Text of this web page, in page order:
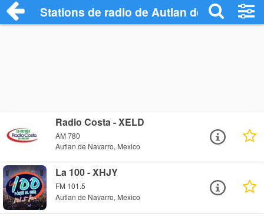
Stations de radio de Autlan de Navarro
Radio Costa - XELD
AM 780
Autlan de Navarro, Mexico
La 100 - XHJY
FM 101.5
Autlan de Navarro, Mexico